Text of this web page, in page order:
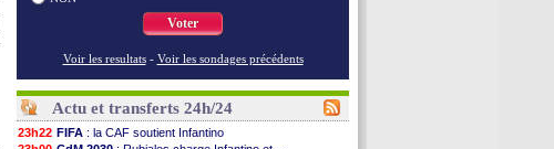
Voter
Voir les resultats - Voir les sondages précédents
Actu et transferts 24h/24
23h22 FIFA : la CAF soutient Infantino